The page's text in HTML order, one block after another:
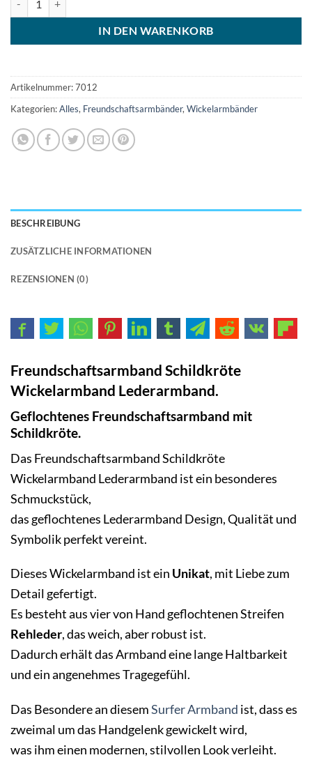
IN DEN WARENKORB
Artikelnummer:7012
Kategorien:Alles, Freundschaftsarmbänder, Wickelarmbänder
BESCHREIBUNG
ZUSÄTZLICHE INFORMATIONEN
REZENSIONEN (0)
Freundschaftsarmband Schildkröte
Wickelarmband Lederarmband.
Geflochtenes Freundschaftsarmband mit
Schildkröte.
Das Freundschaftsarmband Schildkröte
Wickelarmband Lederarmband ist ein besonderes
Schmuckstück,
das geflochtenes Lederarmband Design, Qualität und
Symbolik perfekt vereint.
Dieses Wickelarmband ist ein Unikat, mit Liebe zum
Detail gefertigt.
Es besteht aus vier von Hand geflochtenen Streifen
Rehleder, das weich, aber robust ist.
Dadurch erhält das Armband eine lange Haltbarkeit
und ein angenehmes Tragegefühl.
Das Besondere an diesemSurfer Armband ist, dass es
zweimal um das Handgelenk gewickelt wird,
was ihm einen modernen, stilvollen Look verleiht.